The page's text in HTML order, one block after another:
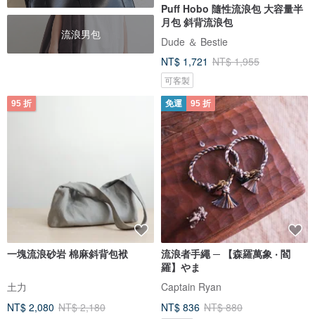
流浪男包
Puff Hobo 隨性流浪包 大容量半
月包 斜背流浪包
Dude ＆ Bestie
NT$ 1,721 NT$ 1,955
可客製
95 折
一塊流浪砂岩 棉麻斜背包袱
土力
NT$ 2,080 NT$ 2,180
免運 95 折
流浪者手繩 ─ 【森羅萬象 ‧ 閻
羅】やま
Captain Ryan
NT$ 836 NT$ 880